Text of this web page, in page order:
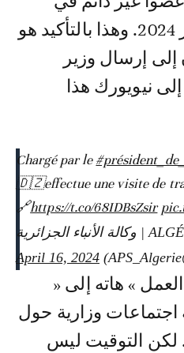
مجلس الأمن منذ يناير 2024. وهذا بالتأكيد هو
إرسال وزير
نيويورك هذا
Chargé par le
🇩🇿effectue une visite de
🔗https://t.co/68IDBsZsir
— ALGÉRIE PRESSE SERVICE | وكالة الأنباء الجزائرية
April 16, 2024
» هاته إلى «
وزارية حول
لكن التوقيت ليس